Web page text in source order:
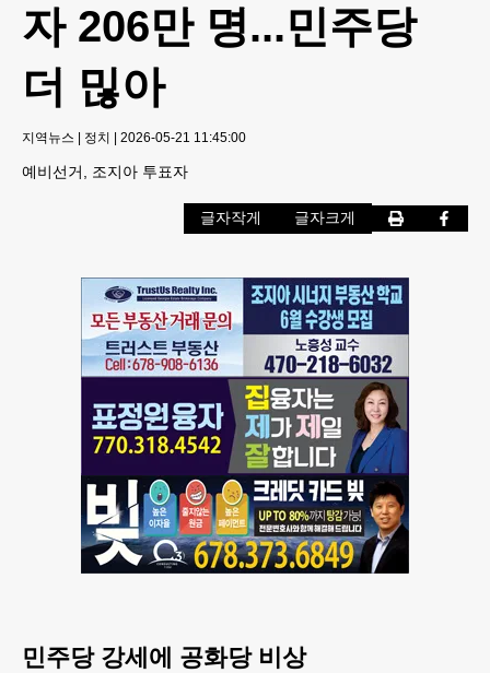
자 206만 명...민주당
더 믾아
지역뉴스 | 정치 | 2026-05-21 11:45:00
예비선거, 조지아 투표자
글자작게 글자크게
민주당 강세에 공화당 비상